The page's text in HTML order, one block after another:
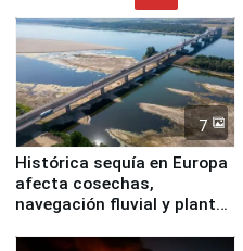
7
Histórica sequía en Europa
afecta cosechas,
navegación fluvial y plantas